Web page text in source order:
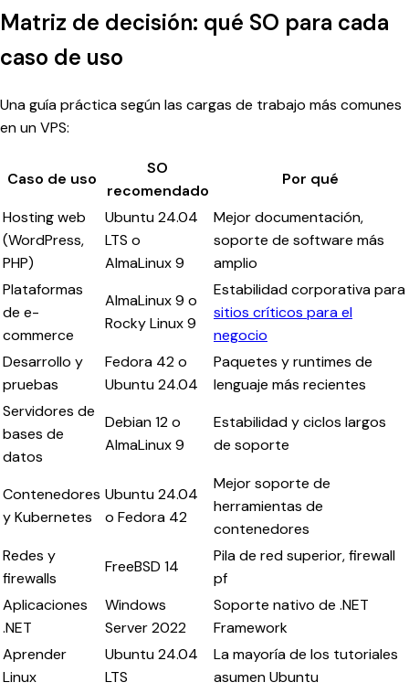
Matriz de decisión: qué SO para cada
caso de uso
Una guía práctica según las cargas de trabajo más comunes
en un VPS:
Caso de uso
SO
recomendado
Por qué
Hosting web
(WordPress,
PHP)
Ubuntu 24.04
LTS o
AlmaLinux 9
Mejor documentación,
soporte de software más
amplio
Plataformas
de e-
commerce
AlmaLinux 9 o
Rocky Linux 9
Estabilidad corporativa para
sitios críticos para el
negocio
Desarrollo y
pruebas
Fedora 42 o
Ubuntu 24.04
Paquetes y runtimes de
lenguaje más recientes
Servidores de
bases de
datos
Debian 12 o
AlmaLinux 9
Estabilidad y ciclos largos
de soporte
Contenedores
y Kubernetes
Ubuntu 24.04
o Fedora 42
Mejor soporte de
herramientas de
contenedores
Redes y
firewalls
FreeBSD 14
Pila de red superior, firewall
pf
Aplicaciones
.NET
Windows
Server 2022
Soporte nativo de .NET
Framework
Aprender
Linux
Ubuntu 24.04
LTS
La mayoría de los tutoriales
asumen Ubuntu